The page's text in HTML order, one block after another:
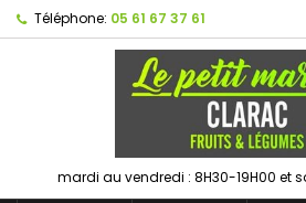
Téléphone: 05 61 67 37 61
mardi au vendredi : 8H30-19H00 et